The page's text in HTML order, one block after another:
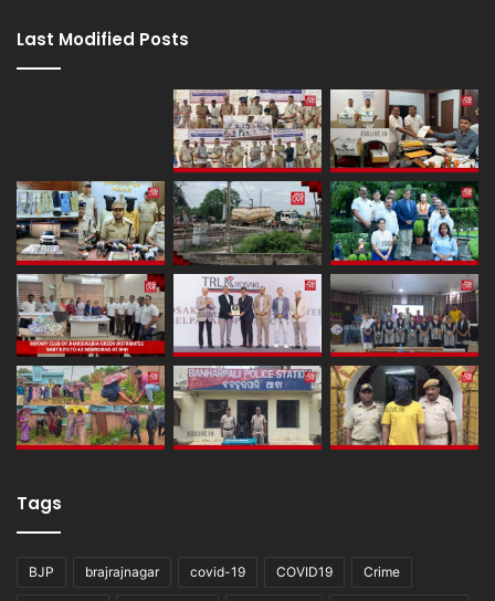
Last Modified Posts
Tags
BJP brajrajnagar covid-19 COVID19 Crime